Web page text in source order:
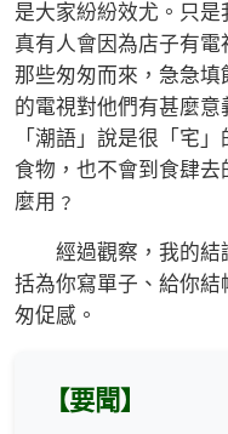
是大家紛紛效尤。只是
真有人會因為店子有
那些匆匆而來，急急
的電視對他們有甚麼
「潮語」說是很「宅
食物，也不會到食肆
麼用﹖
經過觀察，我的結
括為你寫單子、給你
匆促感。
【要聞】